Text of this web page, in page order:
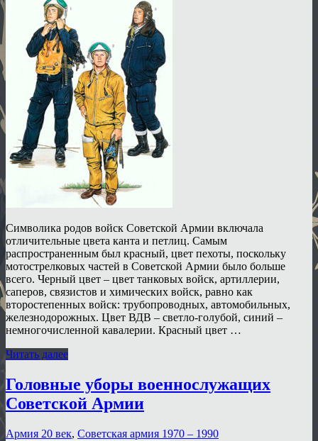
Символика родов войск Советской Армии включала
отличительные цвета канта и петлиц. Самым
распространенным был красный, цвет пехоты, поскольку
мотострелковых частей в Советской Армии было больше
всего. Черный цвет – цвет танковых войск, артиллерии,
саперов, связистов и химических войск, равно как
второстепенных войск: трубопроводных, автомобильных,
железнодорожных. Цвет ВДВ – светло-голубой, синий –
немногочисленной кавалерии. Красный цвет …
Читать далее
Головные уборы военнослужащих
Советской Армии
Армия 20 век, Советская армия 1970 – 1990